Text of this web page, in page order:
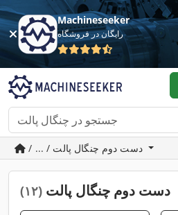
Machineseeker
رایگان در فروشگاه
/ ... / دست دوم چنگال پالت
دست دوم چنگال پالت (۱۲)